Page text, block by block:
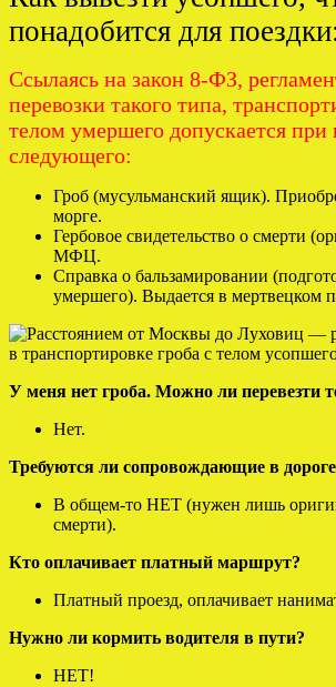
понадобится для
Ссылаясь на закон 8-ФЗ,
перевозки такого типа,
телом умершего допускается при
следующего:
Гроб (мусульманский ящик).
морге.
Гербовое свидетельство о смерти
МФЦ.
Справка о бальзамировании
умершего). Выдается в мертвецком
У меня нет гроба. Можно ли перевезти
Нет.
Требуются ли сопровождающие в
В общем-то НЕТ (нужен лишь
смерти).
Кто оплачивает платный маршрут?
Платный проезд, оплачивает
Нужно ли кормить водителя в пути?
НЕТ!